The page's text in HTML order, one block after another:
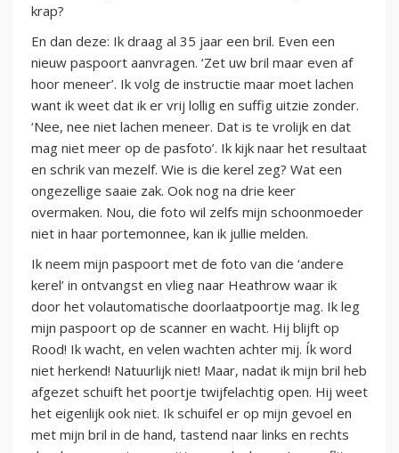
krap?
En dan deze: Ik draag al 35 jaar een bril. Even een
nieuw paspoort aanvragen. ‘Zet uw bril maar even af
hoor meneer’. Ik volg de instructie maar moet lachen
want ik weet dat ik er vrij lollig en suffig uitzie zonder.
‘Nee, nee niet lachen meneer. Dat is te vrolijk en dat
mag niet meer op de pasfoto’. Ik kijk naar het resultaat
en schrik van mezelf. Wie is die kerel zeg? Wat een
ongezellige saaie zak. Ook nog na drie keer
overmaken. Nou, die foto wil zelfs mijn schoonmoeder
niet in haar portemonnee, kan ik jullie melden.
Ik neem mijn paspoort met de foto van die ‘andere
kerel’ in ontvangst en vlieg naar Heathrow waar ik
door het volautomatische doorlaatpoortje mag. Ik leg
mijn paspoort op de scanner en wacht. Hij blijft op
Rood! Ik wacht, en velen wachten achter mij. Ík word
niet herkend! Natuurlijk niet! Maar, nadat ik mijn bril heb
afgezet schuift het poortje twijfelachtig open. Hij weet
het eigenlijk ook niet. Ik schuifel er op mijn gevoel en
met mijn bril in de hand, tastend naar links en rechts